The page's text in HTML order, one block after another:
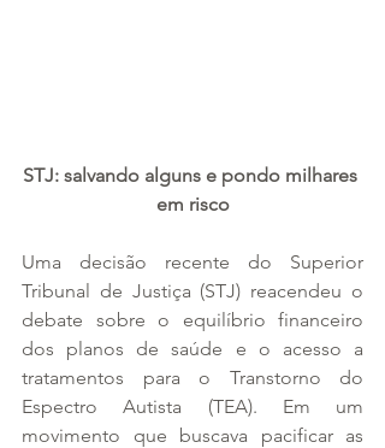
STJ: salvando alguns e pondo milhares
em risco
Uma decisão recente do Superior
Tribunal de Justiça (STJ) reacendeu o
debate sobre o equilíbrio financeiro
dos planos de saúde e o acesso a
tratamentos para o Transtorno do
Espectro Autista (TEA). Em um
movimento que buscava pacificar as